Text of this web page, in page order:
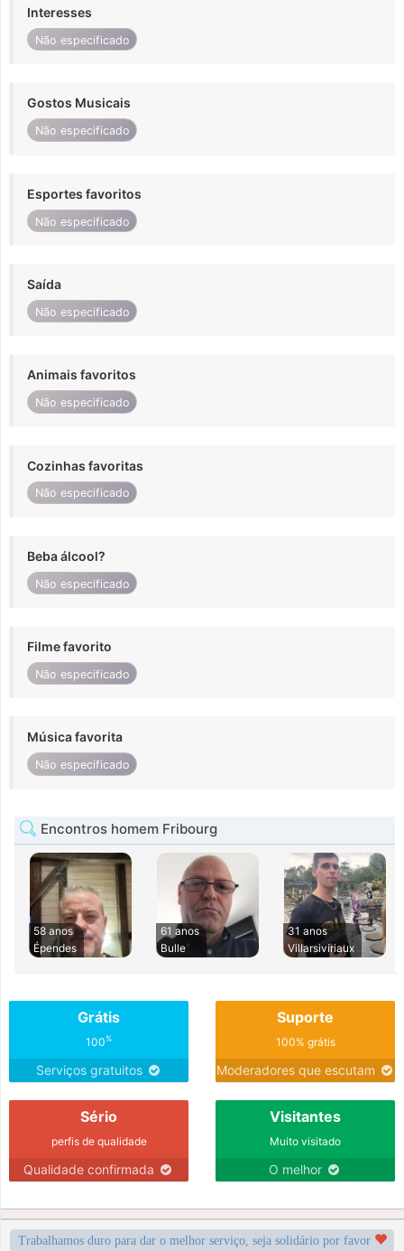
Interesses
Não especificado
Gostos Musicais
Não especificado
Esportes favoritos
Não especificado
Saída
Não especificado
Animais favoritos
Não especificado
Cozinhas favoritas
Não especificado
Beba álcool?
Não especificado
Filme favorito
Não especificado
Música favorita
Não especificado
Encontros homem Fribourg
58 anos
Épendes
61 anos
Bulle
31 anos
Villarsiviriaux
Grátis
100%
Serviços gratuitos
Suporte
100% grátis
Moderadores que escutam
Sério
perfis de qualidade
Qualidade confirmada
Visitantes
Muito visitado
O melhor
Trabalhamos duro para dar o melhor serviço, seja solidário por favor